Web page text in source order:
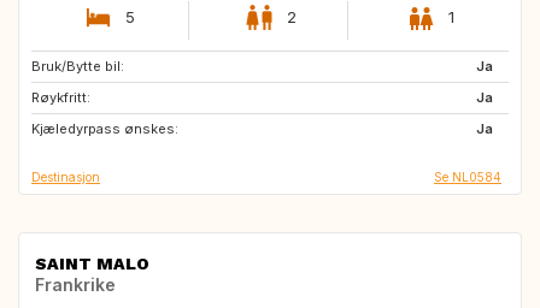
5 2 1
Bruk/Bytte bil:
Ja
Røykfritt:
Ja
Kjæledyrpass ønskes:
Ja
GR
IE
IT
Destinasjon Se NL0584
SAINT MALO
Frankrike